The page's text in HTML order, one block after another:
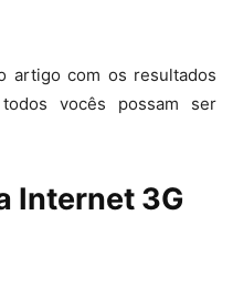
artigo com os resultados
vocês possam ser
Internet 3G